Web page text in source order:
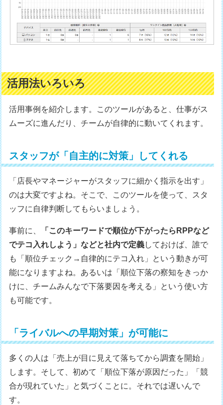
活用法いろいろ
活用事例を紹介します。このツールがあると、仕事がス
ムーズに進んだり、チームが自律的に動いてくれます。
スタッフが「自主的に対策」してくれる
「店長やマネージャーがスタッフに細かく指示を出す」
のは大変ですよね。そこで、このツールを使って、スタ
ッフに自律判断してもらいましょう。
事前に、
「このキーワードで順位が下がったらRPPなど
でテコ入れしよう」などと社内で定義しておけば、誰で
も「順位チェック→自律的にテコ入れ」という動きが可
能になりますよね。あるいは「順位下落の察知をきっか
けに、チームみんなで下落要因を考える」という使い方
も可能です。
「ライバルへの早期対策」が可能に
多くの人は「売上が目に見えて落ちてから調査を開始」
します。そして、初めて「順位下落が原因だった」「競
合が現れていた」と気づくことに。それでは遅いんで
す。